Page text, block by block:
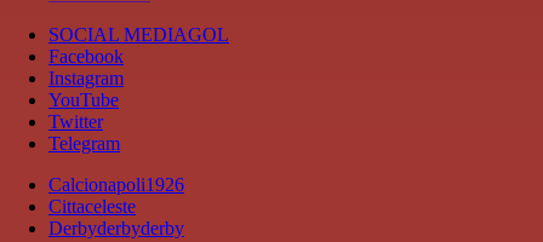
SOCIAL MEDIAGOL
Facebook
Instagram
YouTube
Twitter
Telegram
Calcionapoli1926
Cittaceleste
Derbyderbyderby